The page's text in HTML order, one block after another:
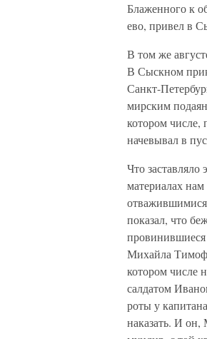
Блаженного к
ево, привел в
В том же
В Сыскном
Санкт-
мирским
котором числе,
начевывал в
Что заставляло
материалах
отважившимися
показал, что
провинившиеся
Михайла
котором числе
салдатом
роты у
наказать. И он,